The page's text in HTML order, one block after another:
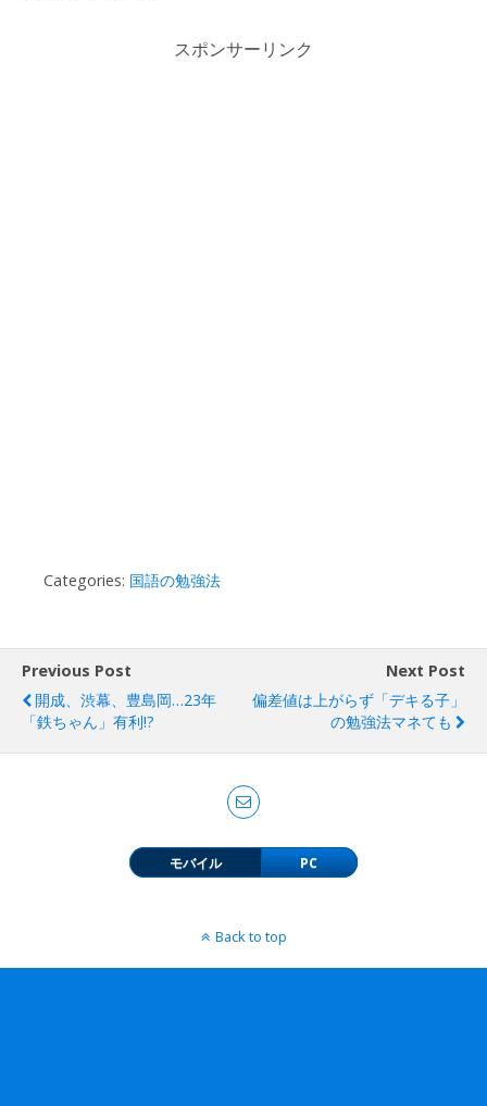
スポンサーリンク
Categories: 国語の勉強法
Previous Post
開成、渋幕、豊島岡…23年
「鉄ちゃん」有利!?
Next Post
偏差値は上がらず「デキる子」
の勉強法マネても
モバイル PC
Back to top